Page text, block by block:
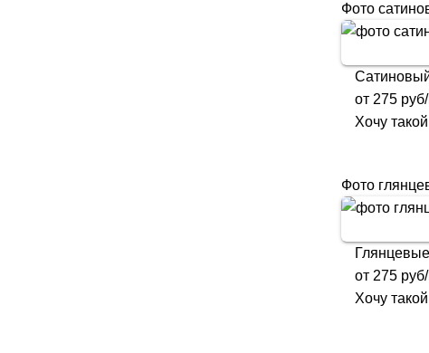
Фото
от 275
Хочу
Фото
от 275
Хочу